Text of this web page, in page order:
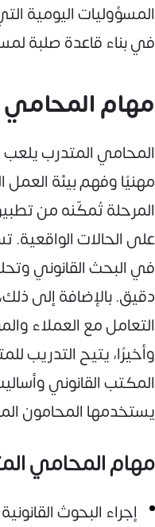
المسؤوليات اليومية
في بناء قاعدة صلبة
مهام المحامي
المحامي المتدرب
مهنيًا وفهم بيئة
المرحلة تُمكّنه من
على الحالات الواقعية.
في البحث القانوني
دقيق. بالإضافة إلى
التعامل مع العملاء
وأخيرًا، يتيح التدريب
المكتب القانوني
يستخدمها المحامون
مهام المحامي
إجراء البحوث